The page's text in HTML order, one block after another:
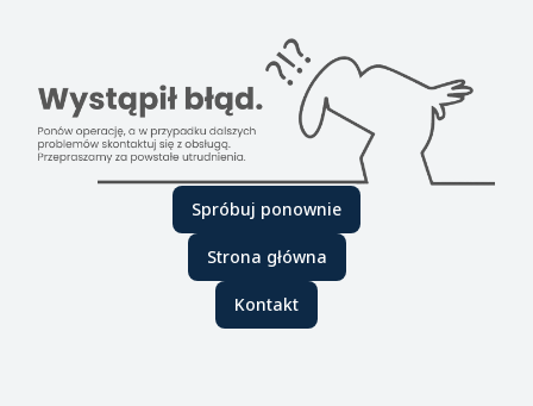
Spróbuj ponownie
Strona główna
Kontakt